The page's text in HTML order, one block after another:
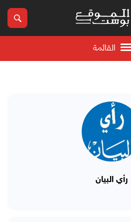
القائمة
رأي البيان